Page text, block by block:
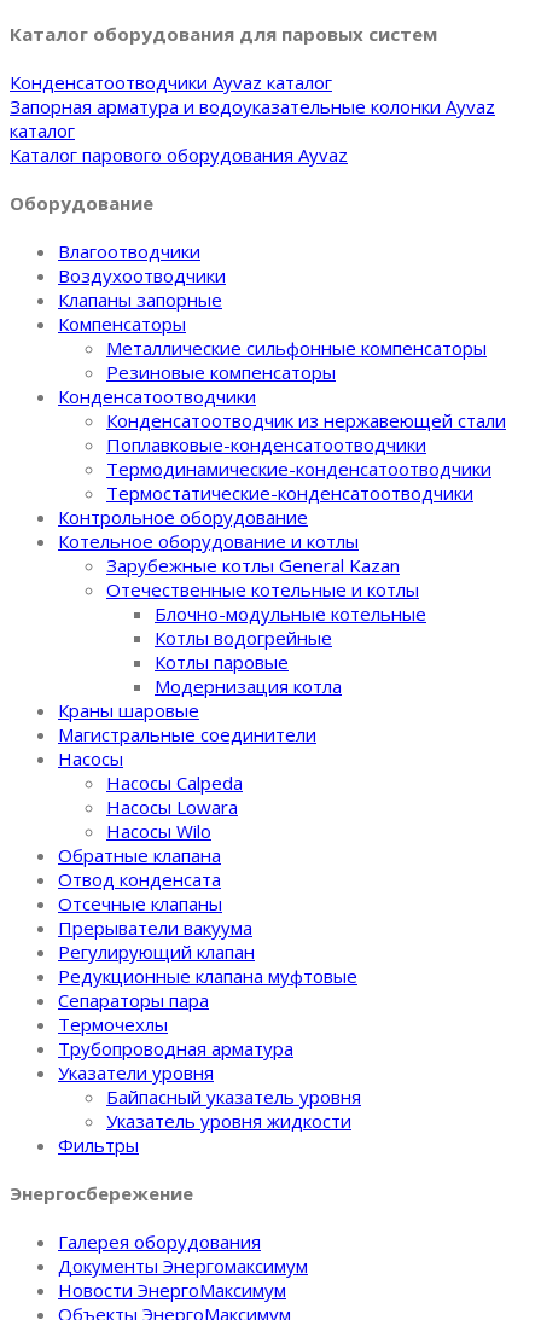
Каталог оборудования для паровых систем
Конденсатоотводчики Ayvaz каталог
Запорная арматура и водоуказательные колонки Ayvaz
каталог
Каталог парового оборудования Ayvaz
Оборудование
Влагоотводчики
Воздухоотводчики
Клапаны запорные
Компенсаторы
Металлические сильфонные компенсаторы
Резиновые компенсаторы
Конденсатоотводчики
Конденсатоотводчик из нержавеющей стали
Поплавковые-конденсатоотводчики
Термодинамические-конденсатоотводчики
Термостатические-конденсатоотводчики
Контрольное оборудование
Котельное оборудование и котлы
Зарубежные котлы General Kazan
Отечественные котельные и котлы
Блочно-модульные котельные
Котлы водогрейные
Котлы паровые
Модернизация котла
Краны шаровые
Магистральные соединители
Насосы
Насосы Calpeda
Насосы Lowara
Насосы Wilo
Обратные клапана
Отвод конденсата
Отсечные клапаны
Прерыватели вакуума
Регулирующий клапан
Редукционные клапана муфтовые
Сепараторы пара
Термочехлы
Трубопроводная арматура
Указатели уровня
Байпасный указатель уровня
Указатель уровня жидкости
Фильтры
Энергосбережение
Галерея оборудования
Документы Энергомаксимум
Новости ЭнергоМаксимум
Объекты ЭнергоМаксимум